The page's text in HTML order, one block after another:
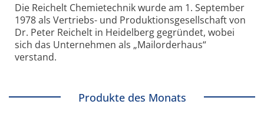
Die Reichelt Chemietechnik wurde am 1. September
1978 als Vertriebs- und Produktionsgesellschaft von
Dr. Peter Reichelt in Heidelberg gegründet, wobei
sich das Unternehmen als „Mailorderhaus“
verstand.
Produkte des Monats